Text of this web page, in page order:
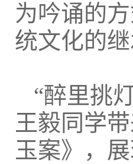
为吟诵的
统文化的继
“醉里挑
王毅同学
玉案》，